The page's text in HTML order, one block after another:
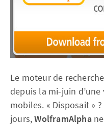
Le moteur de recherche
depuis la mi-juin
mobiles. « Disposait »
jours,WolframAlpha